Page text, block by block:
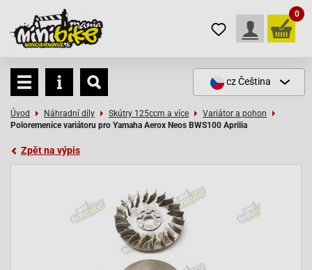
0
czČeština
Úvod Náhradní díly Skútry 125ccm a více
Variátor a pohon
Poloremenice variátoru pro Yamaha Aerox Neos BWS100 Aprilia
Zpět na výpis